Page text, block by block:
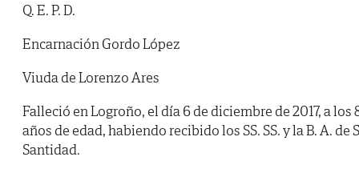
Q. E. P. D.
Encarnación Gordo López
Viuda de Lorenzo Ares
Falleció en Logroño, el día 6 de diciembre de 2017, a los
años de edad, habiendo recibido los SS. SS. y la B. A. de
Santidad.